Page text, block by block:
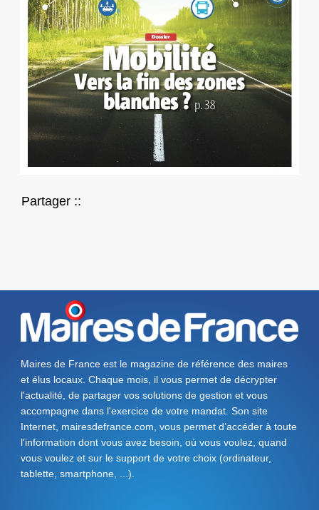
Partager ::
Maires de France est le magazine de référence des maires
et élus locaux. Chaque mois, il vous permet de décrypter
l'actualité, de partager vos solutions de gestion et vous
accompagne dans l'exercice de votre mandat. Son site
Internet, mairesdefrance.com, vous permet d’accéder à toute
l'information dont vous avez besoin, où vous voulez, quand
vous voulez et sur le support de votre choix (ordinateur,
tablette, smartphone, ...).